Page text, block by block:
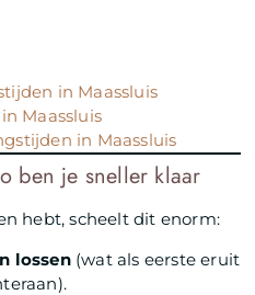
in Maassluis
Maassluis
in Maassluis
ben je sneller klaar
hebt, scheelt dit enorm:
lossen(wat als eerste eruit